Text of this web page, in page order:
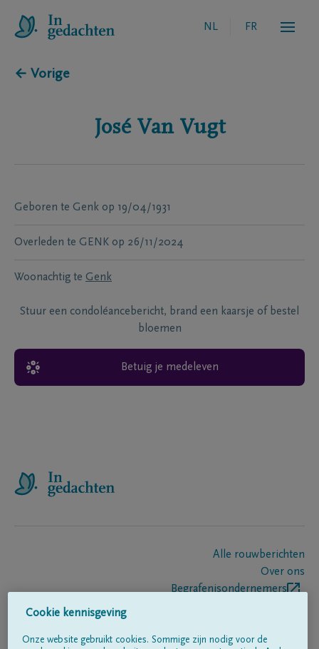
NL FR
← Vorige
José Van Vugt
Geboren te Genk op 19/04/1931
Overleden te GENK op 26/11/2024
Woonachtig te Genk
Stuur een condoléancebericht, brand een kaarsje of bestel
bloemen
Betuig je medeleven
Alle rouwberichten
Over ons
Begrafenisondernemers
Cookie kennisgeving
Onze website gebruikt cookies. Sommige zijn nodig voor de